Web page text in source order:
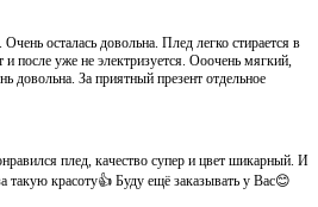
осталась довольна. Плед легко стирается в
после уже не электризуется. Ооочень мягкий,
довольна. За приятный презент отдельное
плед, качество супер и цвет шикарный. И
такую красоту👍 Буду ещё заказывать у Вас😊